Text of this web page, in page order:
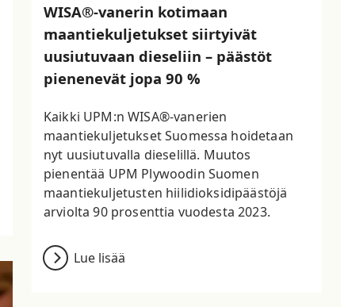
WISA®-vanerin kotimaan
maantiekuljetukset siirtyivät
uusiutuvaan dieseliin – päästöt
pienenevät jopa 90 %
Kaikki UPM:n WISA®-vanerien
maantiekuljetukset Suomessa hoidetaan
nyt uusiutuvalla dieselillä. Muutos
pienentää UPM Plywoodin Suomen
maantiekuljetusten hiilidioksidipäästöjä
arviolta 90 prosenttia vuodesta 2023.
Lue lisää